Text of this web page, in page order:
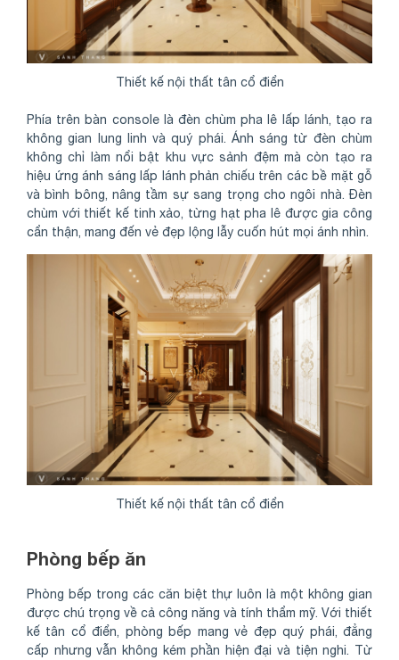
Thiết kế nội thất tân cổ điển
Phía trên bàn console là đèn chùm pha lê lấp lánh, tạo ra
không gian lung linh và quý phái. Ánh sáng từ đèn chùm
không chỉ làm nổi bật khu vực sảnh đệm mà còn tạo ra
hiệu ứng ánh sáng lấp lánh phản chiếu trên các bề mặt gỗ
và bình bông, nâng tầm sự sang trọng cho ngôi nhà. Đèn
chùm với thiết kế tinh xảo, từng hạt pha lê được gia công
cẩn thận, mang đến vẻ đẹp lộng lẫy cuốn hút mọi ánh nhìn.
Thiết kế nội thất tân cổ điển
Phòng bếp ăn
Phòng bếp trong các căn biệt thự luôn là một không gian
được chú trọng về cả công năng và tính thẩm mỹ. Với thiết
kế tân cổ điển, phòng bếp mang vẻ đẹp quý phái, đẳng
cấp nhưng vẫn không kém phần hiện đại và tiện nghi. Từ